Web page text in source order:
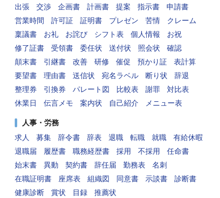
出張
交渉 企画書 計画書 提案 指示書
申請書
営業時間
許可証 証明書 プレゼン 苦情
クレーム
稟議書
お礼 お詫び シフト表 個人情報
お祝
修了証書
受領書 委任状 送付状 照会状
確認
顛末書
引継書 改善 研修 催促 預かり証
表計算
要望書
理由書 送信状 宛名ラベル 断り状
辞退
整理券
引換券 パレート図 比較表 謝罪
対比表
休業日
伝言メモ 案内状 自己紹介 メニュー表
人事・労務
求人
募集 辞令書 辞表 退職 転職 就職
有給休暇
退職届
履歴書 職務経歴書 採用 不採用
任命書
始末書
異動 契約書 辞任届 勤務表
名刺
在職証明書
座席表 組織図 同意書 示談書
診断書
健康診断
賞状 目録 推薦状